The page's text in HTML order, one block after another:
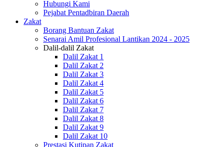
Hubungi Kami
Pejabat Pentadbiran Daerah
Zakat
Borang Bantuan Zakat
Senarai Amil Profesional Lantikan 2024 - 2025
Dalil-dalil Zakat
Dalil Zakat 1
Dalil Zakat 2
Dalil Zakat 3
Dalil Zakat 4
Dalil Zakat 5
Dalil Zakat 6
Dalil Zakat 7
Dalil Zakat 8
Dalil Zakat 9
Dalil Zakat 10
Prestasi Kutipan Zakat